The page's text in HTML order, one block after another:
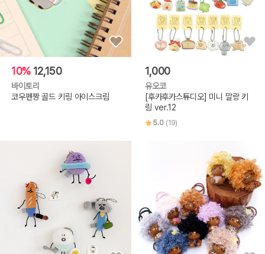
10% 12,150
바이토리
코우펜짱 골드 키링 아이스크림
1,000
유오코
[후카후카스튜디오] 미니 말랑 키
링 ver.12
5.0 (19)